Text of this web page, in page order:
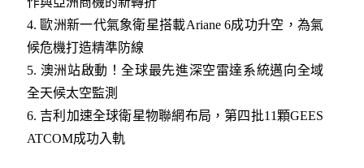
4. 歐洲新一代氣象衛星搭載Ariane 6成功升空，為氣
候危機打造精準防線
5. 澳洲站啟動！全球最先進深空雷達系統邁向全域
全天候太空監測
6. 吉利加速全球衛星物聯網布局，第四批11顆GEES
ATCOM成功入軌